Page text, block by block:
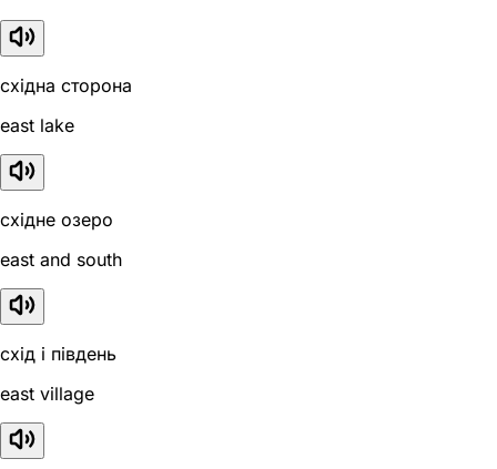
східна сторона
east lake
східне озеро
east and south
схід і південь
east village